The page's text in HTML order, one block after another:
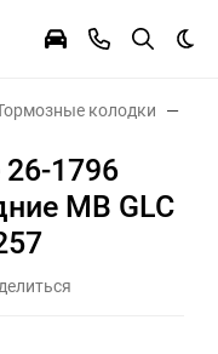
колодки
1796
MB GLC